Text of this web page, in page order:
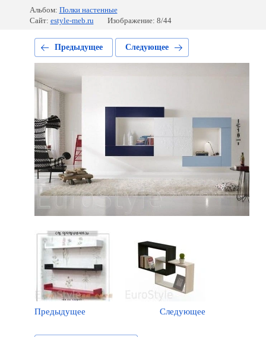
Альбом: Полки настенные
Сайт: estyle-meb.ru Изображение: 8/44
Предыдущее Следующее
Предыдущее Следующее